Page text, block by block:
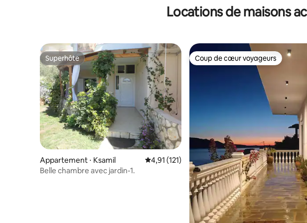
Locations de maisons
Superhôte
Superhôte
Appartement ⋅ Ksamil Évaluation moyenne sur la base de 121
4,91 (121)
Belle chambre avec jardin-1.
Coup de cœur voyageurs
Coup de cœur voyageurs